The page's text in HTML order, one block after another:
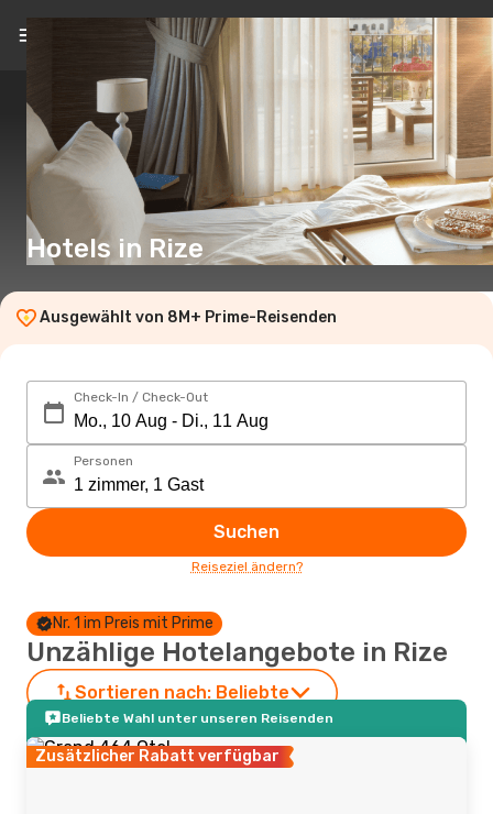
DE(€)
Hotels in Rize
Ausgewählt von 8M+ Prime-Reisenden
Check-In / Check-Out
Personen
Suchen
Reiseziel ändern?
Nr. 1 im Preis mit Prime
Unzählige Hotelangebote in Rize
Sortieren nach: Beliebte
Beliebte Wahl unter unseren Reisenden
Zusätzlicher Rabatt verfügbar